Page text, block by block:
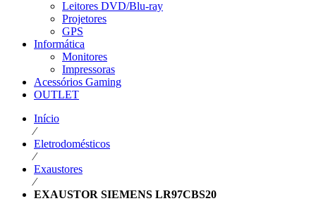
Leitores DVD/Blu-ray
Projetores
GPS
Informática
Monitores
Impressoras
Acessórios Gaming
OUTLET
Início
⁄
Eletrodomésticos
⁄
Exaustores
⁄
EXAUSTOR SIEMENS LR97CBS20